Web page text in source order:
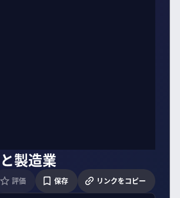
製造業
評価 保存 リンクをコピー